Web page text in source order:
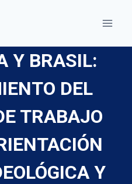
Y BRASIL:
DEL
TRABAJO
Y